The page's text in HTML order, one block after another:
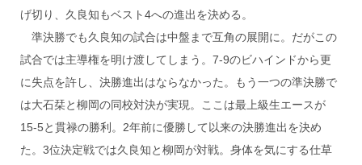
げ切り、久良知もベスト4への進出を決める。
準決勝でも久良知の試合は中盤まで互角の展開に。だがこの
試合では主導権を明け渡してしまう。7-9のビハインドから更
に失点を許し、決勝進出はならなかった。もう一つの準決勝で
は大石栞と柳岡の同校対決が実現。ここは最上級生エースが
15-5と貫禄の勝利。2年前に優勝して以来の決勝進出を決め
た。3位決定戦では久良知と柳岡が対戦。身体を気にする仕草